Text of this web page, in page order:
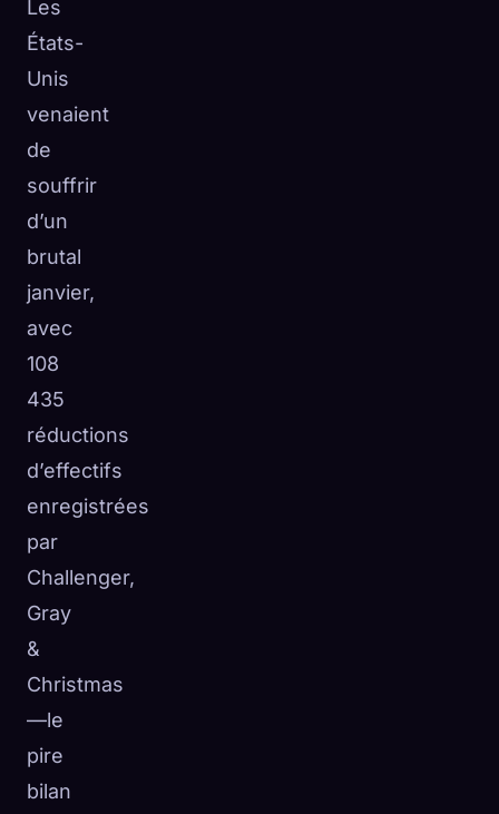
Les
États-
Unis
venaient
de
souffrir
d’un
brutal
janvier,
avec
108
435
réductions
d’effectifs
enregistrées
par
Challenger,
Gray
&
Christmas
—le
pire
bilan